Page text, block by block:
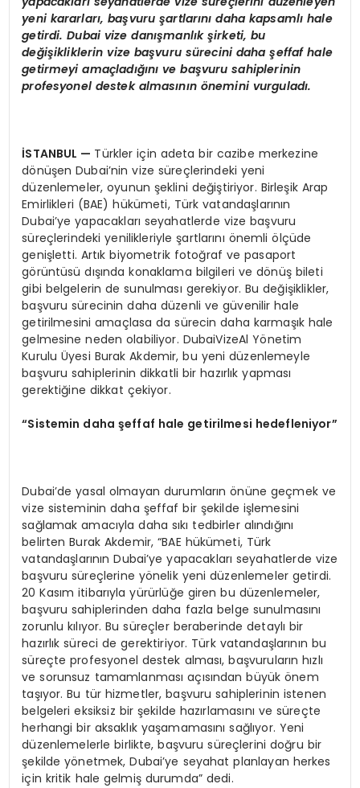
yeni kararları, başvuru şartlarını daha kapsamlı hale
getirdi. Dubai vize danışmanlık şirketi, bu
değişikliklerin vize başvuru sürecini daha şeffaf hale
getirmeyi amaçladığını ve başvuru sahiplerinin
profesyonel destek almasının önemini vurguladı.
İSTANBUL — Türkler için adeta bir cazibe merkezine
dönüşen Dubai’nin vize süreçlerindeki yeni
düzenlemeler, oyunun şeklini değiştiriyor. Birleşik Arap
Emirlikleri (BAE) hükümeti, Türk vatandaşlarının
Dubai’ye yapacakları seyahatlerde vize başvuru
süreçlerindeki yenilikleriyle şartlarını önemli ölçüde
genişletti. Artık biyometrik fotoğraf ve pasaport
görüntüsü dışında konaklama bilgileri ve dönüş bileti
gibi belgelerin de sunulması gerekiyor. Bu değişiklikler,
başvuru sürecinin daha düzenli ve güvenilir hale
getirilmesini amaçlasa da sürecin daha karmaşık hale
gelmesine neden olabiliyor. DubaiVizeAl Yönetim
Kurulu Üyesi Burak Akdemir, bu yeni düzenlemeyle
başvuru sahiplerinin dikkatli bir hazırlık yapması
gerektiğine dikkat çekiyor.
“Sistemin daha şeffaf hale getirilmesi hedefleniyor”
Dubai’de yasal olmayan durumların önüne geçmek ve
vize sisteminin daha şeffaf bir şekilde işlemesini
sağlamak amacıyla daha sıkı tedbirler alındığını
belirten Burak Akdemir, “BAE hükümeti, Türk
vatandaşlarının Dubai’ye yapacakları seyahatlerde vize
başvuru süreçlerine yönelik yeni düzenlemeler getirdi.
20 Kasım itibarıyla yürürlüğe giren bu düzenlemeler,
başvuru sahiplerinden daha fazla belge sunulmasını
zorunlu kılıyor. Bu süreçler beraberinde detaylı bir
hazırlık süreci de gerektiriyor. Türk vatandaşlarının bu
süreçte profesyonel destek alması, başvuruların hızlı
ve sorunsuz tamamlanması açısından büyük önem
taşıyor. Bu tür hizmetler, başvuru sahiplerinin istenen
belgeleri eksiksiz bir şekilde hazırlamasını ve süreçte
herhangi bir aksaklık yaşamamasını sağlıyor. Yeni
düzenlemelerle birlikte, başvuru süreçlerini doğru bir
şekilde yönetmek, Dubai’ye seyahat planlayan herkes
için kritik hale gelmiş durumda” dedi.